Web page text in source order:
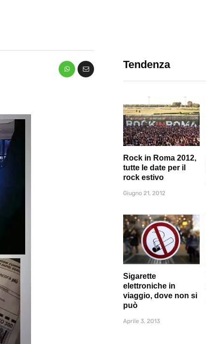
Tendenza
Rock in Roma 2012,
tutte le date per il
rock estivo
Giugno 21, 2012
Sigarette
elettroniche in
viaggio, dove non si
può
Aprile 3, 2013